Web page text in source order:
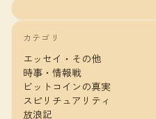
カテゴリ
エッセイ・その他
時事・情報戦
ビットコインの真実
スピリチュアリティ
放浪記